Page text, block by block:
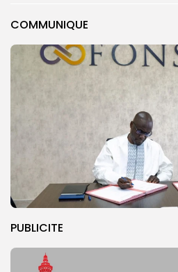
COMMUNIQUE
PUBLICITE